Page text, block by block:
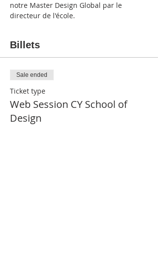
notre Master Design Global par le
directeur de l'école.
Billets
Sale ended
Ticket type
Web Session CY School of
Design